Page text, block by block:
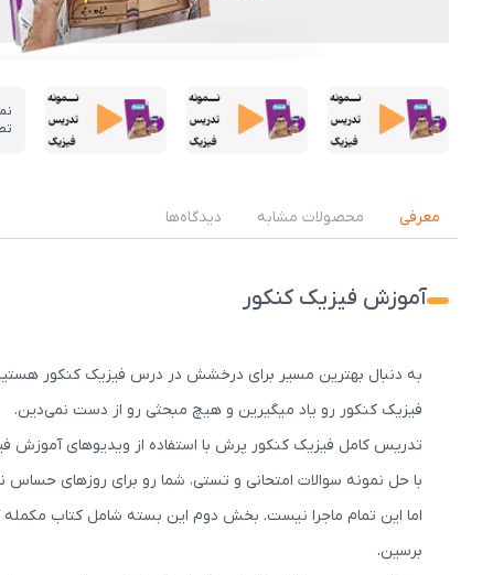
معرفی محصولات مشابه دیدگاه‌ها
آموزش فیزیک کنکور
به دنبال بهترین مسیر برای درخشش در درس فیزیک کنکور
فیزیک کنکور رو یاد میگیرین و هیچ مبحثی رو از دست نمی‌دین.
تدریس کامل فیزیک کنکور پرش با استفاده از ویدیوهای آموزش
با حل نمونه سوالات امتحانی و تستی، شما رو برای روزهای
اما این تمام ماجرا نیست. بخش دوم این بسته شامل کتاب‌
برسین.